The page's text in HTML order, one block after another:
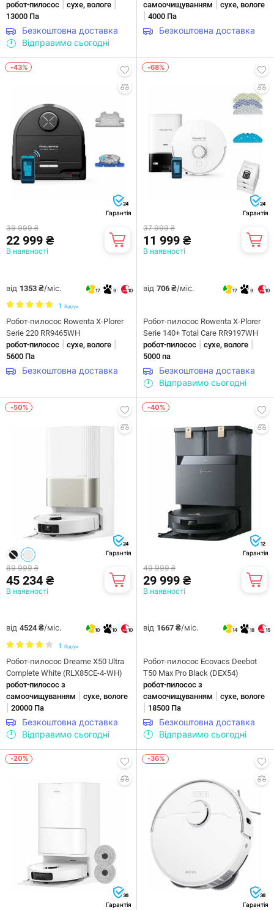
робот-пилосос
сухе, вологе
13000 Па
Безкоштовна доставка
Відправимо сьогодні
самоочищуванням
сухе, вологе
4000 Па
Безкоштовна доставка
-43%
24
Гарантія
39 999 ₴
22 999 ₴
В наявності
від 1353 ₴/міс. 17 9 10
1 Відгук
Робот-пилосос Rowenta X-Plorer
Serie 220 RR9465WH
робот-пилосос
сухе, вологе
5600 Па
Безкоштовна доставка
-68%
24
Гарантія
37 999 ₴
11 999 ₴
В наявності
від 706 ₴/міс. 17 9 10
Робот-пилосос Rowenta X-Plorer
Serie 140+ Total Care RR9197WH
робот-пилосос
сухе, вологе
5000 па
Безкоштовна доставка
Відправимо сьогодні
-50%
24
Гарантія
89 999 ₴
45 234 ₴
В наявності
від 4524 ₴/міс. 10 10 10
1 Відгук
Робот-пилосос Dreame X50 Ultra
Complete White (RLX85CE-4-WH)
робот-пилосос з
самоочищуванням
сухе, вологе
20000 Па
Безкоштовна доставка
Відправимо сьогодні
-40%
12
Гарантія
49 999 ₴
29 999 ₴
В наявності
від 1667 ₴/міс. 14 18 15
Робот-пилосос Ecovacs Deebot
T50 Max Pro Black (DEX54)
робот-пилосос з
самоочищуванням
сухе, вологе
18500 Па
Безкоштовна доставка
Відправимо сьогодні
-20%
36
Гарантія
-36%
36
Гарантія